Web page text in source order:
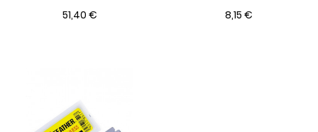
51,40 €
8,15 €